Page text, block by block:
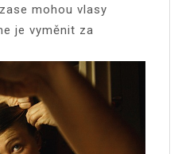
mohou vlasy
je vyměnit za